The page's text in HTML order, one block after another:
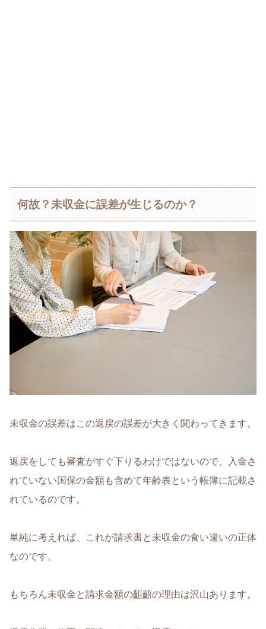
何故？未収金に誤差が生じるのか？
未収金の誤差はこの返戻の誤差が大きく関わってきます。
返戻をしても審査がすぐ下りるわけではないので、入金さ
れていない国保の金額も含めて年齢表という帳簿に記載さ
れているのです。
単純に考えれば、これが請求書と未収金の食い違いの正体
なのです。
もちろん未収金と請求金額の齟齬の理由は沢山あります。